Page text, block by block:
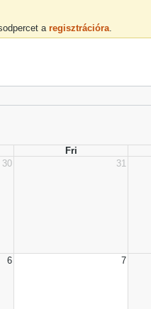
a regisztrációra.
Fri
30 31
6 7